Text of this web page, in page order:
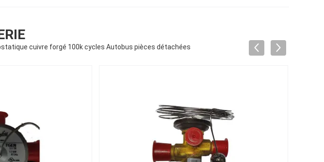
cuivre forgé 100k cycles Autobus pièces détachées